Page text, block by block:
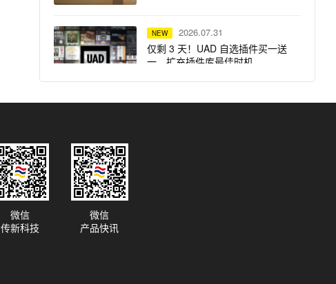
NEW 2026.07.31
仅剩 3 天！UAD 自选插件买一送
一，扩充插件库最佳时机
微信
传新科技
微信
产品快讯